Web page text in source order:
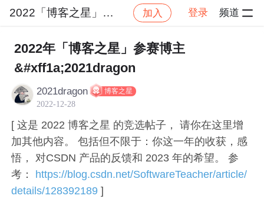
2022「博客之星」大赛 加入 登录 频道
社区 2022「博客之星」大赛 后端
2022年「博客之星」参赛博主
&#xff1a;2021dragon
2021dragon 博客之星
2022-12-28
[ 这是 2022 博客之星 的竞选帖子， 请你在这里增
加其他内容。 包括但不限于：你这一年的收获，感
悟， 对CSDN 产品的反馈和 2023 年的希望。 参
考：
https://blog.csdn.net/SoftwareTeacher/article/
details/128392189]